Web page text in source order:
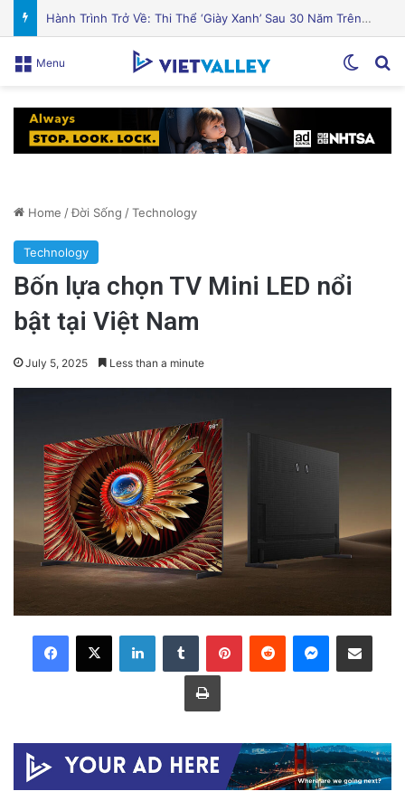
Cá hồi nướng gia vị Địa Trung Hải thơm ngon hấp dẫn
Menu
Home /Đời Sống /Technology
Technology
Bốn lựa chọn TV Mini LED nổi
bật tại Việt Nam
July 5, 2025 Less than a minute
LinkedInTumblr PinterestReddit Messenger
Share via Email
Print